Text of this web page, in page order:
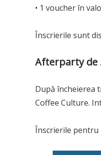
• 1 voucher în
Înscrierile sunt
Afterparty de
După încheierea
Coffee Culture.
Înscrierile pentru